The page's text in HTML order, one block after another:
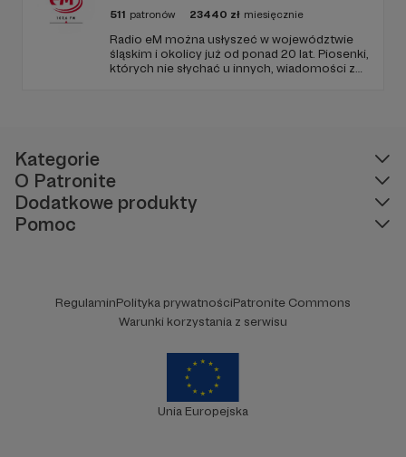
511 patronów 23440 zł miesięcznie
Radio eM można usłyszeć w województwie
śląskim i okolicy już od ponad 20 lat. Piosenki,
których nie słychać u innych, wiadomości z
Kategorie
O Patronite
Dodatkowe produkty
Pomoc
RegulaminPolityka prywatnościPatronite Commons
Warunki korzystania z serwisu
Unia Europejska